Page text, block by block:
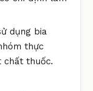
dụng bia
thực
chất thuốc.